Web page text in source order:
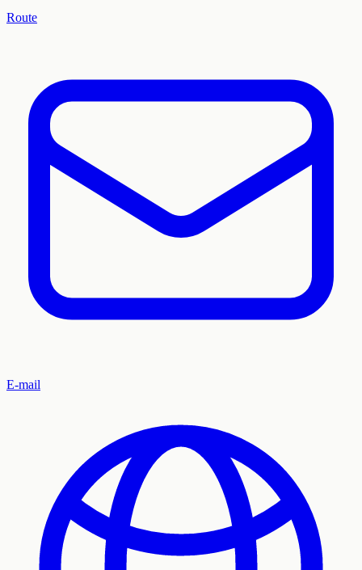
Route
E-mail